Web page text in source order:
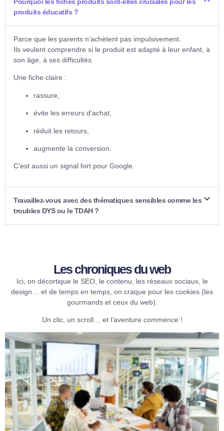
produits éducatifs ?
Parce que les parents n’achètent pas impulsivement.
Ils veulent comprendre si le produit est adapté à leur enfant, à
son âge, à ses difficultés.
Une fiche claire :
rassure,
évite les erreurs d’achat,
réduit les retours,
augmente la conversion.
C’est aussi un signal fort pour Google.
Travaillez-vous avec des thématiques sensibles comme les
troubles DYS ou le TDAH ?
Les chroniques du web​
Ici, on décortique le SEO, le contenu, les réseaux sociaux, le
design… et de temps en temps, on craque pour les cookies (les
gourmands et ceux du web).
Un clic, un scroll… et l’aventure commence !